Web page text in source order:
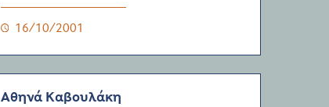
16/10/2001
Αθηνά Καβουλάκη